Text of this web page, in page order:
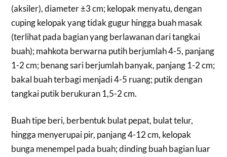
(aksiler), diameter ±3 cm; kelopak menyatu, dengan
cuping kelopak yang tidak gugur hingga buah masak
(terlihat pada bagian yang berlawanan dari tangkai
buah); mahkota berwarna putih berjumlah 4-5, panjang
1-2 cm; benang sari berjumlah banyak, panjang 1-2 cm;
bakal buah terbagi menjadi 4-5 ruang; putik dengan
tangkai putik berukuran 1,5-2 cm.
Buah tipe beri, berbentuk bulat pepat, bulat telur,
hingga menyerupai pir, panjang 4-12 cm, kelopak
bunga menempel pada buah; dinding buah bagian luar